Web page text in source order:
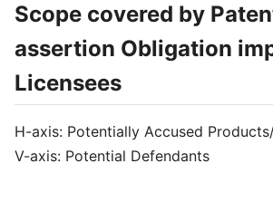
Scope covered by
assertion Obligation
Licensees
H-axis: Potentially Accused
V-axis: Potential Defendants